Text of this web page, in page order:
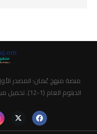
منصة منهج عُمان: المصدر
الدبلوم العام (1-12). تحميل مباشر للملخصات والمناهج العمانية الحديثة.